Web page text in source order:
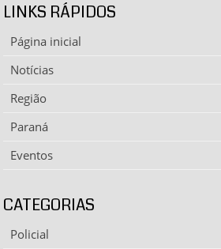
LINKS RÁPIDOS
Página inicial
Notícias
Região
Paraná
Eventos
CATEGORIAS
Policial